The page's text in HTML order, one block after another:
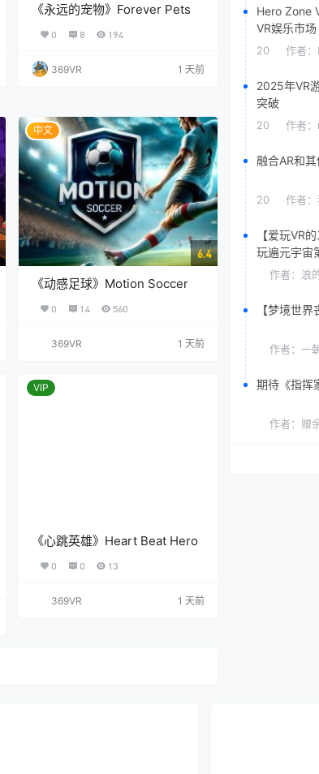
《永远的宠物》Forever Pets
0 8 194
369VR 1 天前
中文
6.4
《动感足球》Motion Soccer
0 14 560
369VR 1 天前
VIP
《心跳英雄》Heart Beat Hero
0 0 13
369VR 1 天前
Hero Zone
VR娱乐市场
20 作者：
2025年VR
突破
20 作者：
融合AR和
20 作者：
【爱玩VR
玩遍元宇宙
作者： 浪
【梦境世界
作者： 一
期待《指挥
作者： 赠